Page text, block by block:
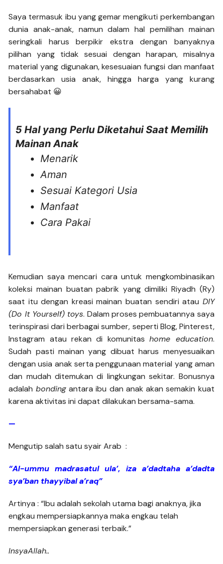
Saya termasuk ibu yang gemar mengikuti perkembangan
dunia anak-anak, namun dalam hal pemilihan mainan
seringkali harus berpikir ekstra dengan banyaknya
pilihan yang tidak sesuai dengan harapan, misalnya
material yang digunakan, kesesuaian fungsi dan manfaat
berdasarkan usia anak, hingga harga yang kurang
bersahabat 😀
5 Hal yang Perlu Diketahui Saat Memilih
Mainan Anak
Menarik
Aman
Sesuai Kategori Usia
Manfaat
Cara Pakai
Kemudian saya mencari cara untuk mengkombinasikan
koleksi mainan buatan pabrik yang dimiliki Riyadh (Ry)
saat itu dengan kreasi mainan buatan sendiri atau DIY
(Do It Yourself) toys. Dalam proses pembuatannya saya
terinspirasi dari berbagai sumber, seperti Blog, Pinterest,
Instagram atau rekan di komunitashome education.
Sudah pasti mainan yang dibuat harus menyesuaikan
dengan usia anak serta penggunaan material yang aman
dan mudah ditemukan di lingkungan sekitar. Bonusnya
adalah bondingantara ibu dan anak akan semakin kuat
karena aktivitas ini dapat dilakukan bersama-sama.
—
Mengutip salah satu syair Arab :
“Al-ummu madrasatul ula’, iza a’dadtaha a’dadta
sya’ban thayyibal a’raq”
Artinya : “Ibu adalah sekolah utama bagi anaknya, jika
engkau mempersiapkannya maka engkau telah
mempersiapkan generasi terbaik.”
InsyaAllah..